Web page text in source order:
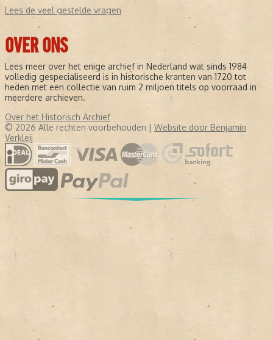
Lees de veel gestelde vragen
OVER ONS
Lees meer over het enige archief in Nederland wat sinds 1984
volledig gespecialiseerd is in historische kranten van 1720 tot
heden met een collectie van ruim 2 miljoen titels op voorraad in
meerdere archieven.
Over het Historisch Archief
© 2026 Alle rechten voorbehouden | Website door Benjamin
Verkleij